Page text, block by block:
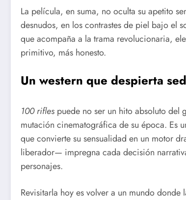
La película, en suma, no oculta su apetito
desnudos, en los contrastes de piel bajo el
que acompaña a la trama revolucionaria,
primitivo, más honesto.
Un western que despierta sed
100 rifles puede no ser un hito absoluto del
mutación cinematográfica de su época. Es
que convierte su sensualidad en un motor
liberador— impregna cada decisión
personajes.
Revisitarla hoy es volver a un mundo